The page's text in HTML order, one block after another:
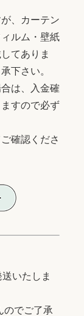
、カーテン
ルム・壁紙
てありま
下さい。
は、入金確
すので必ず
確認くださ
いたしま
のでご了承